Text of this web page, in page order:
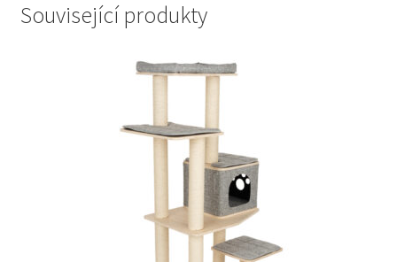
Související produkty